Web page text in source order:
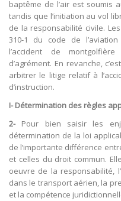
baptême de l’air est soumis
tandis que l’initiation au vol
de la responsabilité civile.
310-1 du code de
l’accident de
d’agrément. En revanche,
arbitrer le litige relatif à
d’instruction.
I- Détermination des règles
2-Pour bien saisir les
détermination de la loi
de l’importante différence
et celles du droit commun.
oeuvre de la responsabilité,
dans le transport aérien, la
et la compétence